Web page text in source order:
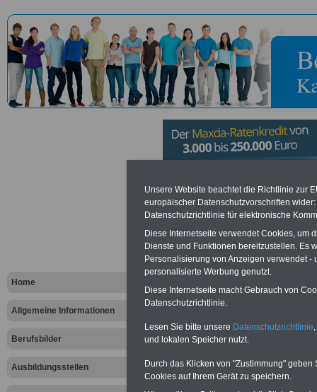
Home
Allgemeine Informationen
Berufsbilder
Ausbildungsstellen
383 in
Vorteile für den öffentlichen
Vergleichen und sparen
Bausparen schon ab 16 Jahren
Berufsunfähigkeitsabsicherung
Online-Vergleich Gesetzliche
Krankenkassen
Krankenversicherung
Unsere Website beachtet die Richtlinie zur
europäischer Datenschutzvorschriften
Datenschutzrichtlinie für elektronische
Diese Internetseite verwendet Cookies, um
Dienste und Funktionen bereitzustellen. Es
Personalisierung von Anzeigen verwendet
personalisierte Werbung genutzt.
Diese Internetseite macht Gebrauch von
Datenschutzrichtlinie.
Lesen Sie bitte unsere Datenschutzrichtlinie
und lokalen Speicher nutzt.
Durch das Klicken von "Zustimmung"
Cookies auf Ihrem Gerät zu speichern.